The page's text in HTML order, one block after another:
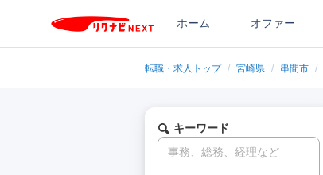
ホーム オファー
転職・求人トップ / 宮崎県 / 串間市 /
キーワード